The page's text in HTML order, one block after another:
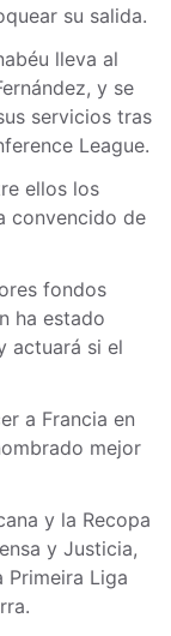
su salida.
lleva al
y se
servicios tras
League.
ellos los
convencido de
fondos
ha estado
actuará si el
a Francia en
mejor
y la Recopa
y Justicia,
Liga